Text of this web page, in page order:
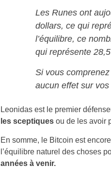
Les Runes ont
dollars, ce qui
l’équilibre, ce
qui représente
Si vous
aucun effet sur
Leonidas est le premier
les sceptiquesou de les avoir
En somme, le Bitcoin est
l’équilibre naturel des choses
années à venir.